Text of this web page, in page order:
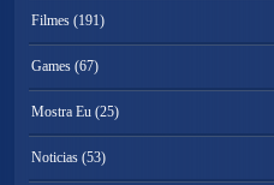
Filmes (191)
Games (67)
Mostra Eu (25)
Noticias (53)